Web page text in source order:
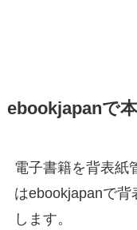
ebookjapanで
電子書籍を背表紙
はebookjapanで背
します。